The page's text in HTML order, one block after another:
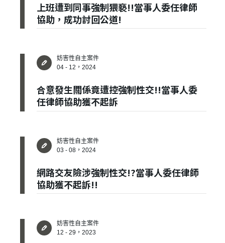
忘記密碼？
建立專屬帳號
我 要 註 冊
上班遭到同事強制猥褻!!當事人委任律師
協助，成功討回公道!
妨害性自主案件
04 - 12，2024
合意發生關係竟遭控強制性交!!當事人委
任律師協助獲不起訴
妨害性自主案件
03 - 08，2024
網路交友險涉強制性交!?當事人委任律師
協助獲不起訴!!
妨害性自主案件
12 - 29，2023